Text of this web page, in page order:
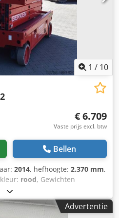
uitgeschoven: 3,21 m Totale
m Hoogte transportpositie
transportpositie zonder
0,07 m Aandrijving: Accu
Eigen gewicht: 2.470 /
rubber, bevestigingspunten
(PBM) volgens EN795
1 / 10
€ 6.709
Vaste prijs excl. btw
Bellen
2014, hefhoogte: 2.370 mm,
rood, Gewichten
Hefcapaciteit: 300 kg
ja Staat Algemene
staat: gemiddeld Optische
Advertentie